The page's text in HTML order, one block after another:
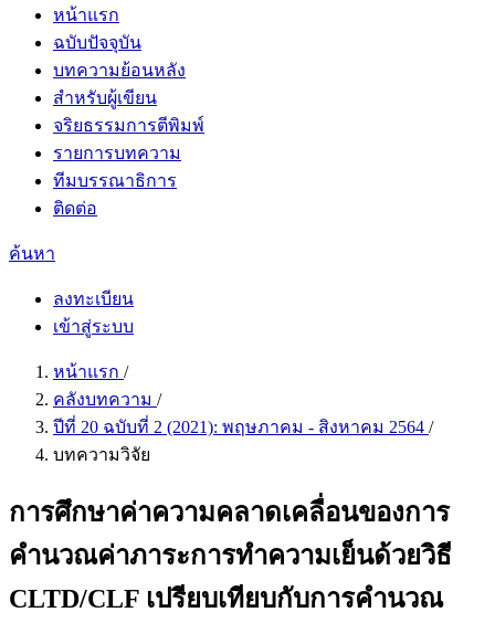
หน้าแรก
ฉบับปัจจุบัน
บทความย้อนหลัง
สำหรับผู้เขียน
จริยธรรมการตีพิมพ์
รายการบทความ
ทีมบรรณาธิการ
ติดต่อ
ค้นหา
ลงทะเบียน
เข้าสู่ระบบ
หน้าแรก /
คลังบทความ /
ปีที่ 20 ฉบับที่ 2 (2021): พฤษภาคม - สิงหาคม 2564 /
บทความวิจัย
การศึกษาค่าความคลาดเคลื่อนของการ
คำนวณค่าภาระการทำความเย็นด้วยวิธี
CLTD/CLF เปรียบเทียบกับการคำนวณ